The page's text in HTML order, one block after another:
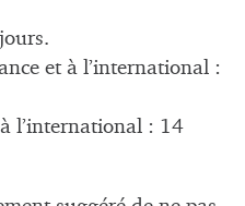
et à l’international :
l’international : 14